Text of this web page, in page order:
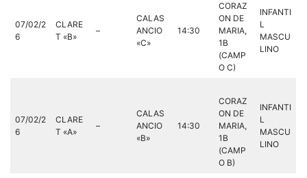
07/02/2
6
CLARE
T «B»
–
CALAS
ANCIO
«C»
14:30
CORAZ
ON DE
MARIA,
1B
(CAMP
O C)
INFANTI
L
MASCU
LINO
07/02/2
6
CLARE
T «A»
–
CALAS
ANCIO
«B»
14:30
CORAZ
ON DE
MARIA,
1B
(CAMP
O B)
INFANTI
L
MASCU
LINO